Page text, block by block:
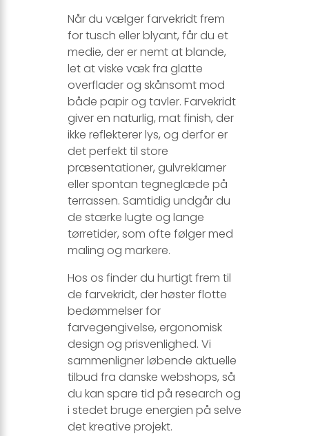
Når du vælger farvekridt frem
for tusch eller blyant, får du et
medie, der er nemt at blande,
let at viske væk fra glatte
overflader og skånsomt mod
både papir og tavler. Farvekridt
giver en naturlig, mat finish, der
ikke reflekterer lys, og derfor er
det perfekt til store
præsentationer, gulvreklamer
eller spontan tegneglæde på
terrassen. Samtidig undgår du
de stærke lugte og lange
tørretider, som ofte følger med
maling og markere.
Hos os finder du hurtigt frem til
de farvekridt, der høster flotte
bedømmelser for
farvegengivelse, ergonomisk
design og prisvenlighed. Vi
sammenligner løbende aktuelle
tilbud fra danske webshops, så
du kan spare tid på research og
i stedet bruge energien på selve
det kreative projekt.